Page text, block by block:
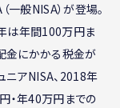
般NISA）が登場。
は年間100万円ま
金にかかる税金が
ニアNISA、2018年
・年40万円までの